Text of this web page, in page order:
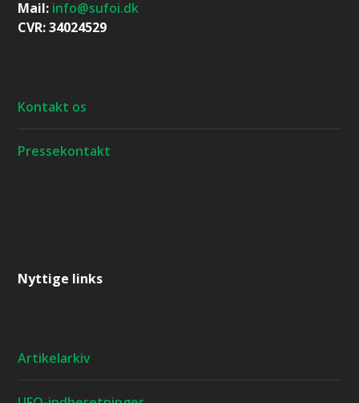
Mail: info@sufoi.dk
CVR: 34024529
Kontakt os
Pressekontakt
Nyttige links
Artikelarkiv